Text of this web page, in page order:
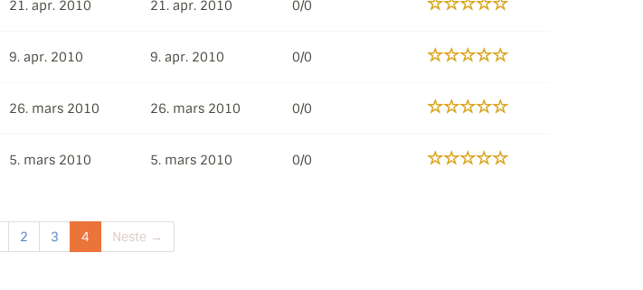
21. apr. 2010 21. apr. 2010 0/0
9. apr. 2010 9. apr. 2010 0/0
26. mars 2010 26. mars 2010 0/0
5. mars 2010 5. mars 2010 0/0
2 3 4 Neste →